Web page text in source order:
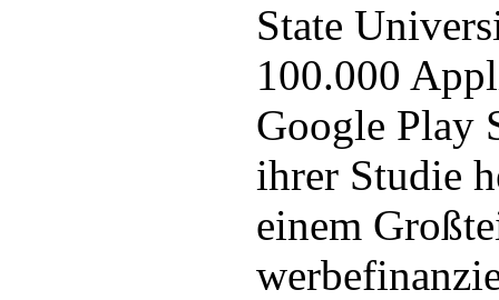
State
100.000
Google Play
ihrer Studie
einem